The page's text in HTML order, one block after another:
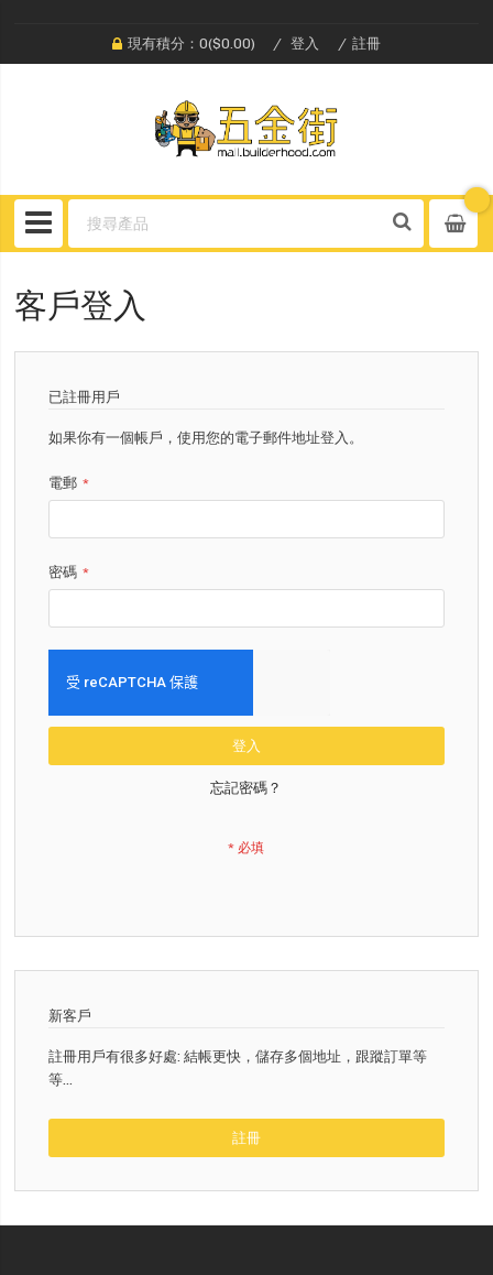
現有積分：0($0.00) 登入 註冊
客戶登入
已註冊用戶
如果你有一個帳戶，使用您的電子郵件地址登入。
電郵
密碼
登入
忘記密碼？
新客戶
註冊用戶有很多好處: 結帳更快，儲存多個地址，跟蹤訂單等
等...
註冊